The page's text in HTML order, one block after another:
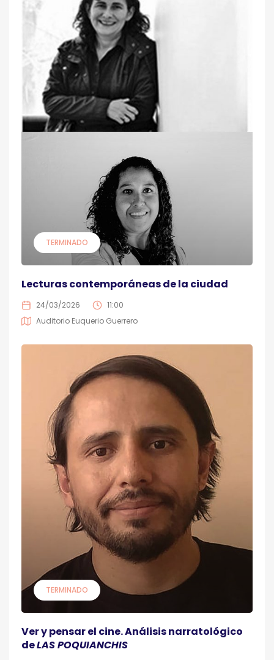
TERMINADO
Lecturas contemporáneas de la ciudad
24/03/2026
11:00
Auditorio Euquerio Guerrero
TERMINADO
Ver y pensar el cine. Análisis narratológico
deLAS POQUIANCHIS